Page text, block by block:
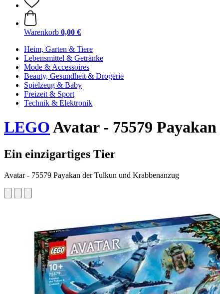
Warenkorb 0,00 €
Heim, Garten & Tiere
Lebensmittel & Getränke
Mode & Accessoires
Beauty, Gesundheit & Drogerie
Spielzeug & Baby
Freizeit & Sport
Technik & Elektronik
LEGOAvatar - 75579
Ein einzigartiges Tier
Avatar - 75579 Payakan der Tulkun und Krabbenanzug